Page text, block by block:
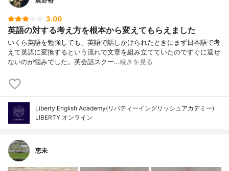
3.00
英語の対する考え方を根本から変えてもらえました
いくら英語を勉強しても、英語で話しかけられたときにまず日本語で考
えて英語に変換するという流れで文章を組み立てていたのですぐに返せ
ないのが悩みでした。英会話スクー…続きを見る
Liberty English Academy(リバティーイングリッシュアカデミー)
LIBERTY オンライン
恵未